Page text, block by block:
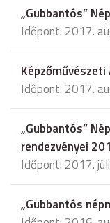
„Gubbantós”
Időpont: 2017.
Időpont: 2017.
„Gubbantós”
rendezvényei
Időpont: 2017.
„Gubbantós